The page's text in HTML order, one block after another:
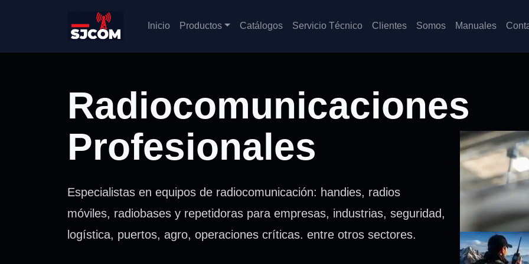
Inicio Productos Catálogos Servicio Técnico Clientes Somos Manuales
Radiocomunicaciones
Profesionales
Especialistas en equipos de radiocomunicación: handies, radios
móviles, radiobases y repetidoras para empresas, industrias, seguridad,
logística, puertos, agro, operaciones críticas. entre otros sectores.